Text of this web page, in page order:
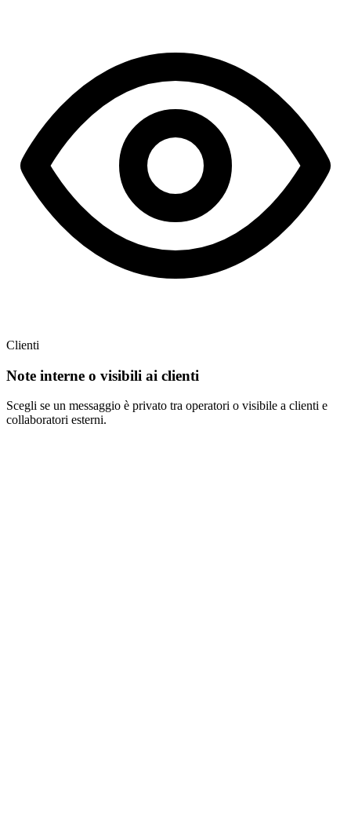
Note interne o visibili ai clienti
Scegli se un messaggio è privato tra operatori o visibile a clienti e
collaboratori esterni.